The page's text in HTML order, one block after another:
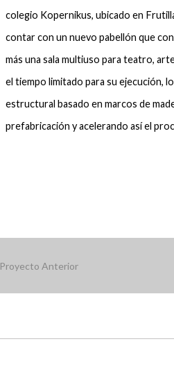
colegio Kopernikus, ubicado en
contar con un nuevo pabellón que
más una sala multiuso para teatro,
el tiempo limitado para su ejecución,
estructural basado en marcos de
prefabricación y acelerando así el
Proyecto Anterior